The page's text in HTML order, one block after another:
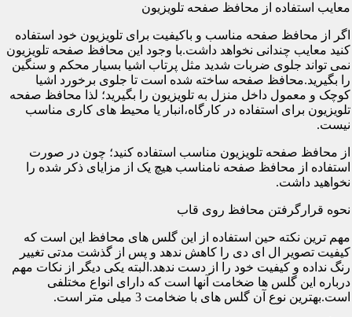
معایب استفاده از محافظ صفحه تلویزیون
اگر از محافظ صفحه مناسب و باکیفیت برای تلویزیون خود استفاده
کنید معایب چندانی نخواهد داشت.با وجود این محافظ صفحه تلویزیون
نمی تواند جلوی ضربات شدید مثل پرتاب اشیا بسیار محکم و سنگین
را بگیرید.محافظ صفحه ساخته شده است تا جلوی برخورد اشیا
کوچک و معمول داخل منزل به تلویزیون را بگیرید؛ لذا محافظ صفحه
تلویزیون برای استفاده در کارگاه،انبار یا محیط های کاری مناسب
نیست.
از محافظ صفحه تلویزیون مناسب استفاده کنید؛ چون در صورت
استفاده از محافظ صفحه نامناسب هیچ یک از مزایای ذکر شده را
نخواهید داشت.
نحوه قرارگرفتن محافظ روی قاب
مهم ترین نکته حین استفاده از این گلس های محافظ این است که
کیفیت تصویر ال ای دی را کاهش ندهد و پس از گذشت مدتی تغییر
رنگ نداده و کیفیت خود را از دست ندهد.البته یکی دیگر از نکات مهم
درباره این گلس ها ضخامت آنها است که دارای انواع مختلفی
است.بهترین نوع آن گلس های با ضخامت 3 میلی متر است.